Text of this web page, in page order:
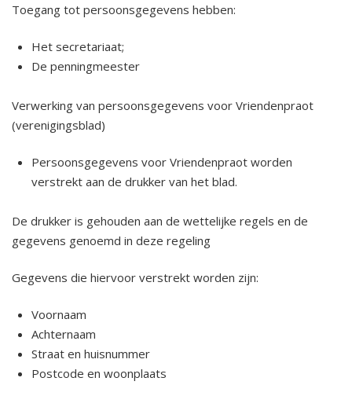
Toegang tot persoonsgegevens hebben:
Het secretariaat;
De penningmeester
Verwerking van persoonsgegevens voor Vriendenpraot
(verenigingsblad)
Persoonsgegevens voor Vriendenpraot worden
verstrekt aan de drukker van het blad.
De drukker is gehouden aan de wettelijke regels en de
gegevens genoemd in deze regeling
Gegevens die hiervoor verstrekt worden zijn:
Voornaam
Achternaam
Straat en huisnummer
Postcode en woonplaats